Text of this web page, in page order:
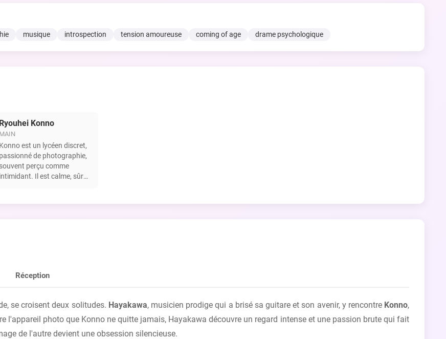
musique introspection tension amoureuse coming of age drame psychologique
Ryouhei Konno
MAIN
Konno est un lycéen discret,
passionné de photographie,
souvent perçu comme
intimidant. Il est calme, sûr
Réception
se croisent deux solitudes. Hayakawa, musicien prodige qui a brisé sa guitare et son avenir, y rencontre Konno,
l'appareil photo que Konno ne quitte jamais, Hayakawa découvre un regard intense et une passion brute qui fait
de l'autre devient une obsession silencieuse.